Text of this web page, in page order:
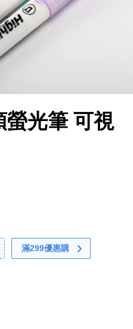
螢光筆 可視
滿299優惠購